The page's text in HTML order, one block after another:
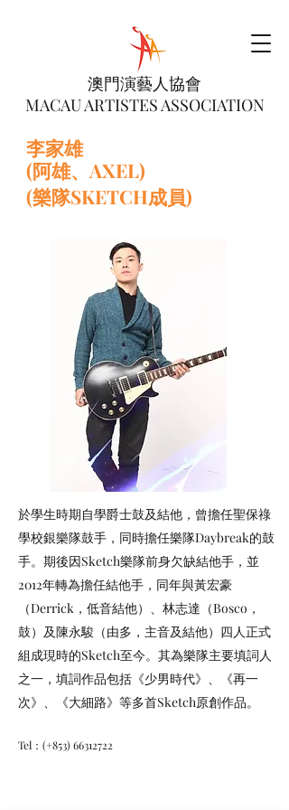
澳門演藝人協會
MACAU ARTISTES ASSOCIATION
李家雄
(阿雄、AXEL)
(樂隊SKETCH成員)
於學生時期自學爵士鼓及結他，曾擔任聖保祿
學校銀樂隊鼓手，同時擔任樂隊Daybreak的鼓
手。期後因Sketch樂隊前身欠缺結他手，並
2012年轉為擔任結他手，同年與黃宏豪
（Derrick，低音結他）、林志達（Bosco，
鼓）及陳永駿（由多，主音及結他）四人正式
組成現時的Sketch至今。其為樂隊主要填詞人
之一，填詞作品包括《少男時代》、《再一
次》、《大細路》等多首Sketch原創作品。
Tel：(+853) 66312722